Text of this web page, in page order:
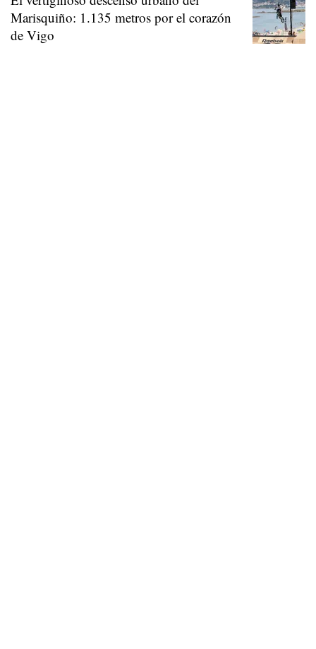
Marisquiño: 1.135 metros por el corazón
de Vigo